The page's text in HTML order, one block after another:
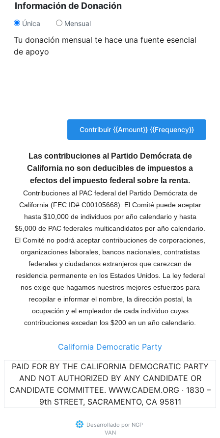
Información de Donación
Única Mensual
Tu donación mensual te hace una fuente esencial
de apoyo
Las contribuciones al Partido Demócrata de
California no son deducibles de impuestos a
efectos del impuesto federal sobre la renta.
Contribuciones al PAC federal del Partido Demócrata de
California (FEC ID# C00105668): El Comité puede aceptar
hasta $10,000 de individuos por año calendario y hasta
$5,000 de PAC federales multicandidatos por año calendario.
El Comité no podrá aceptar contribuciones de corporaciones,
organizaciones laborales, bancos nacionales, contratistas
federales y ciudadanos extranjeros que carezcan de
residencia permanente en los Estados Unidos. La ley federal
nos exige que hagamos nuestros mejores esfuerzos para
recopilar e informar el nombre, la dirección postal, la
ocupación y el empleador de cada individuo cuyas
contribuciones excedan los $200 en un año calendario.
California Democratic Party
PAID FOR BY THE CALIFORNIA DEMOCRATIC PARTY
AND NOT AUTHORIZED BY ANY CANDIDATE OR
CANDIDATE COMMITTEE. WWW.CADEM.ORG · 1830 –
9th STREET, SACRAMENTO, CA 95811
Desarrollado por NGP
VAN